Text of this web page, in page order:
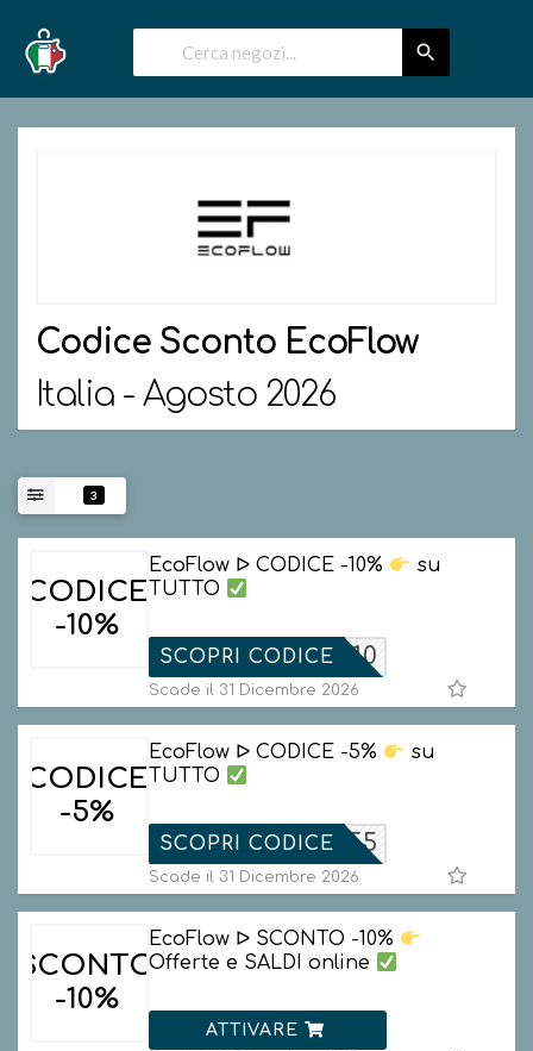
Codice Sconto EcoFlow
Italia - Agosto 2026
3
CODICE
-10%
EcoFlow ᐅ CODICE -10%
su
TUTTO
FBFAFF10
SCOPRI CODICE
Scade il 31 Dicembre 2026
CODICE
-5%
EcoFlow ᐅ CODICE -5%
su
TUTTO
EFEUAFF5
SCOPRI CODICE
Scade il 31 Dicembre 2026
SCONTO
-10%
EcoFlow ᐅ SCONTO -10%
Offerte e SALDI online
ATTIVARE